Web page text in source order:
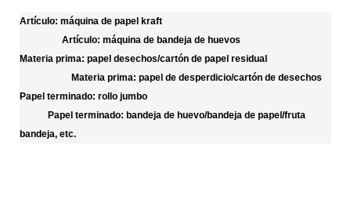
Artículo: máquina de papel kraft
Artículo: máquina de bandeja de huevos
Materia prima: papel desechos/cartón de papel residual
Materia prima: papel de desperdicio/cartón de desechos
Papel terminado: rollo jumbo
Papel terminado: bandeja de huevo/bandeja de papel/fruta
bandeja, etc.